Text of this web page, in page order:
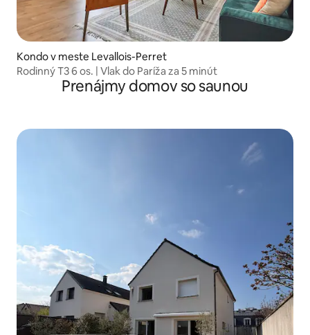
Kondo v meste Levallois-Perret
Rodinný T3 6 os. | Vlak do Paríža za 5 minút
Prenájmy domov so saunou